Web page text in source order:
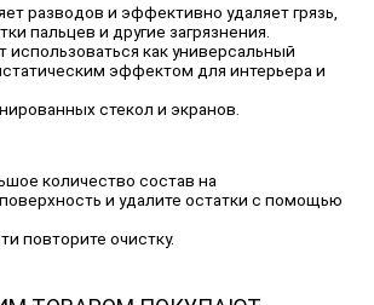
разводов и эффективно удаляет грязь,
пальцев и другие загрязнения.
использоваться как универсальный
эффектом для интерьера и
стекол и экранов.
количество состав на
и удалите остатки с помощью
повторите очистку.